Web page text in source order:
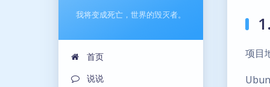
我将变成死亡，世界的毁灭者。
首页
说说
项目